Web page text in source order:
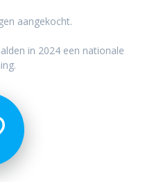
aangekocht.
in 2024 een nationale